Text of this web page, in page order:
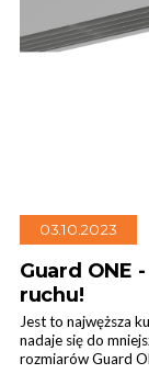
03.10.2023
Guard ONE
ruchu!
Jest to najwęższa
nadaje się do
rozmiarów Guard